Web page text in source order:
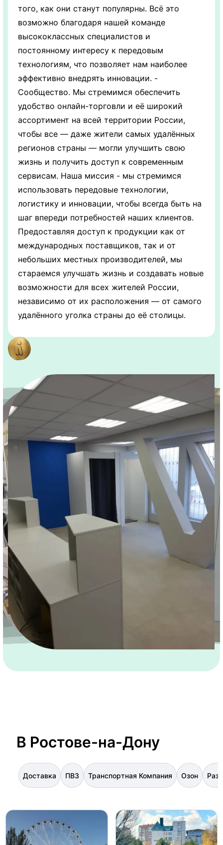
того, как они станут популярны. Всё это
возможно благодаря нашей команде
высококлассных специалистов и
постоянному интересу к передовым
технологиям, что позволяет нам наиболее
эффективно внедрять инновации. -
Сообщество. Мы стремимся обеспечить
удобство онлайн-торговли и её широкий
ассортимент на всей территории России,
чтобы все — даже жители самых удалённых
регионов страны — могли улучшить свою
жизнь и получить доступ к современным
сервисам. Наша миссия - мы стремимся
использовать передовые технологии,
логистику и инновации, чтобы всегда быть на
шаг впереди потребностей наших клиентов.
Предоставляя доступ к продукции как от
международных поставщиков, так и от
небольших местных производителей, мы
стараемся улучшать жизнь и создавать новые
возможности для всех жителей России,
независимо от их расположения — от самого
удалённого уголка страны до её столицы.
В Ростове-на-Дону
Доставка ПВЗ Транспортная Компания Озон